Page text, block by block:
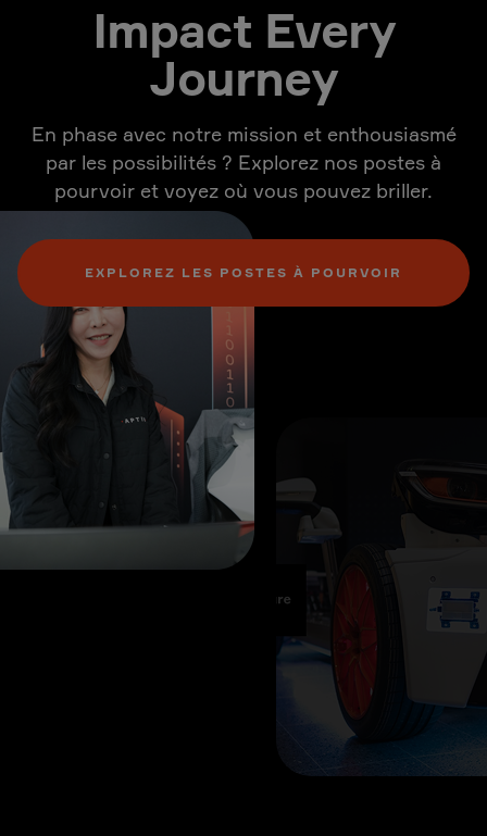
Impact Every
Journey
En phase avec notre mission et enthousiasmé
par les possibilités ? Explorez nos postes à
pourvoir et voyez où vous pouvez briller.
EXPLOREZ LES POSTES À POURVOIR